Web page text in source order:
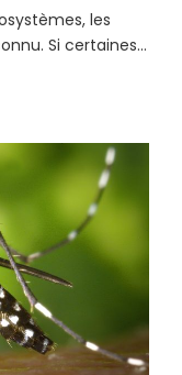
les
Si certaines…